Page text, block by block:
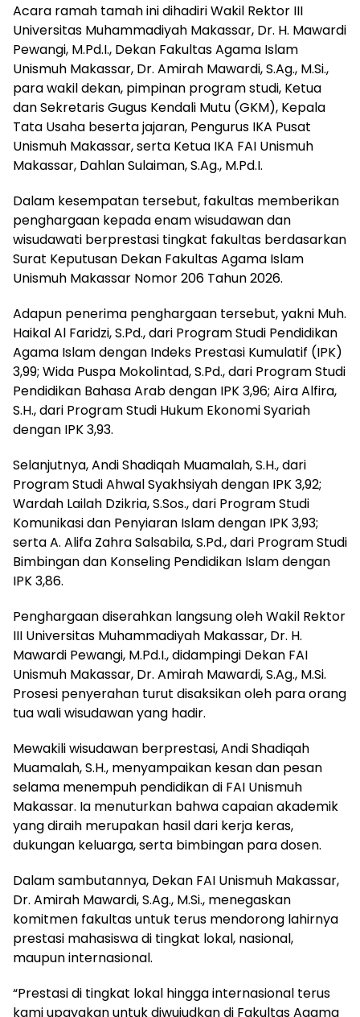
Acara ramah tamah ini dihadiri Wakil Rektor III
Universitas Muhammadiyah Makassar, Dr. H. Mawardi
Pewangi, M.Pd.I., Dekan Fakultas Agama Islam
Unismuh Makassar, Dr. Amirah Mawardi, S.Ag., M.Si.,
para wakil dekan, pimpinan program studi, Ketua
dan Sekretaris Gugus Kendali Mutu (GKM), Kepala
Tata Usaha beserta jajaran, Pengurus IKA Pusat
Unismuh Makassar, serta Ketua IKA FAI Unismuh
Makassar, Dahlan Sulaiman, S.Ag., M.Pd.I.
Dalam kesempatan tersebut, fakultas memberikan
penghargaan kepada enam wisudawan dan
wisudawati berprestasi tingkat fakultas berdasarkan
Surat Keputusan Dekan Fakultas Agama Islam
Unismuh Makassar Nomor 206 Tahun 2026.
Adapun penerima penghargaan tersebut, yakni Muh.
Haikal Al Faridzi, S.Pd., dari Program Studi Pendidikan
Agama Islam dengan Indeks Prestasi Kumulatif (IPK)
3,99; Wida Puspa Mokolintad, S.Pd., dari Program Studi
Pendidikan Bahasa Arab dengan IPK 3,96; Aira Alfira,
S.H., dari Program Studi Hukum Ekonomi Syariah
dengan IPK 3,93.
Selanjutnya, Andi Shadiqah Muamalah, S.H., dari
Program Studi Ahwal Syakhsiyah dengan IPK 3,92;
Wardah Lailah Dzikria, S.Sos., dari Program Studi
Komunikasi dan Penyiaran Islam dengan IPK 3,93;
serta A. Alifa Zahra Salsabila, S.Pd., dari Program Studi
Bimbingan dan Konseling Pendidikan Islam dengan
IPK 3,86.
Penghargaan diserahkan langsung oleh Wakil Rektor
III Universitas Muhammadiyah Makassar, Dr. H.
Mawardi Pewangi, M.Pd.I., didampingi Dekan FAI
Unismuh Makassar, Dr. Amirah Mawardi, S.Ag., M.Si.
Prosesi penyerahan turut disaksikan oleh para orang
tua wali wisudawan yang hadir.
Mewakili wisudawan berprestasi, Andi Shadiqah
Muamalah, S.H., menyampaikan kesan dan pesan
selama menempuh pendidikan di FAI Unismuh
Makassar. Ia menuturkan bahwa capaian akademik
yang diraih merupakan hasil dari kerja keras,
dukungan keluarga, serta bimbingan para dosen.
Dalam sambutannya, Dekan FAI Unismuh Makassar,
Dr. Amirah Mawardi, S.Ag., M.Si., menegaskan
komitmen fakultas untuk terus mendorong lahirnya
prestasi mahasiswa di tingkat lokal, nasional,
maupun internasional.
“Prestasi di tingkat lokal hingga internasional terus
kami upayakan untuk diwujudkan di Fakultas Agama